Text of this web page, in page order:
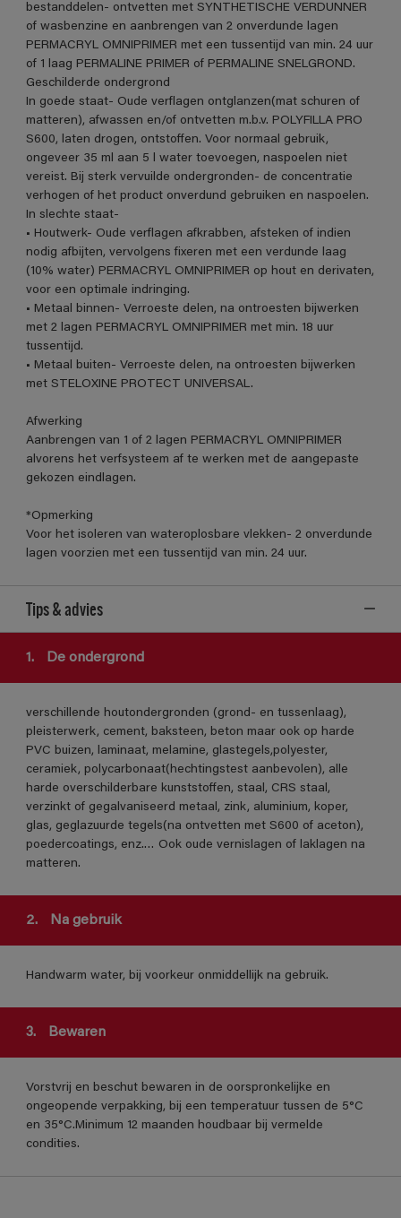
bestanddelen- ontvetten met SYNTHETISCHE VERDUNNER
of wasbenzine en aanbrengen van 2 onverdunde lagen
PERMACRYL OMNIPRIMER met een tussentijd van min. 24 uur
of 1 laag PERMALINE PRIMER of PERMALINE SNELGROND.
Geschilderde ondergrond
In goede staat- Oude verflagen ontglanzen(mat schuren of
matteren), afwassen en/of ontvetten m.b.v. POLYFILLA PRO
S600, laten drogen, ontstoffen. Voor normaal gebruik,
ongeveer 35 ml aan 5 l water toevoegen, naspoelen niet
vereist. Bij sterk vervuilde ondergronden- de concentratie
verhogen of het product onverdund gebruiken en naspoelen.
In slechte staat-
• Houtwerk- Oude verflagen afkrabben, afsteken of indien
nodig afbijten, vervolgens fixeren met een verdunde laag
(10% water) PERMACRYL OMNIPRIMER op hout en derivaten,
voor een optimale indringing.
• Metaal binnen- Verroeste delen, na ontroesten bijwerken
met 2 lagen PERMACRYL OMNIPRIMER met min. 18 uur
tussentijd.
• Metaal buiten- Verroeste delen, na ontroesten bijwerken
met STELOXINE PROTECT UNIVERSAL.
Afwerking
Aanbrengen van 1 of 2 lagen PERMACRYL OMNIPRIMER
alvorens het verfsysteem af te werken met de aangepaste
gekozen eindlagen.
*Opmerking
Voor het isoleren van wateroplosbare vlekken- 2 onverdunde
lagen voorzien met een tussentijd van min. 24 uur.
Tips & advies
1. De ondergrond
verschillende houtondergronden (grond- en tussenlaag),
pleisterwerk, cement, baksteen, beton maar ook op harde
PVC buizen, laminaat, melamine, glastegels,polyester,
ceramiek, polycarbonaat(hechtingstest aanbevolen), alle
harde overschilderbare kunststoffen, staal, CRS staal,
verzinkt of gegalvaniseerd metaal, zink, aluminium, koper,
glas, geglazuurde tegels(na ontvetten met S600 of aceton),
poedercoatings, enz.… Ook oude vernislagen of laklagen na
matteren.
2. Na gebruik
Handwarm water, bij voorkeur onmiddellijk na gebruik.
3. Bewaren
Vorstvrij en beschut bewaren in de oorspronkelijke en
ongeopende verpakking, bij een temperatuur tussen de 5°C
en 35°C.Minimum 12 maanden houdbaar bij vermelde
condities.